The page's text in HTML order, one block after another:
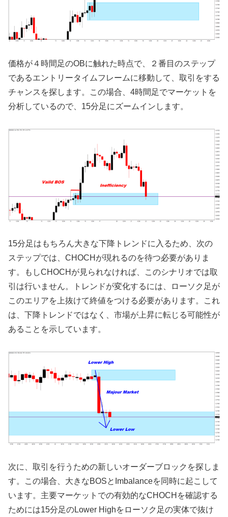
価格が４時間足のOBに触れた時点で、２番目のステップ
であるエントリータイムフレームに移動して、取引をする
チャンスを探します。この場合、4時間足でマーケットを
分析しているので、15分足にズームインします。
15分足はもちろん大きな下降トレンドに入るため、次の
ステップでは、CHOCHが現れるのを待つ必要がありま
す。もしCHOCHが見られなければ、このシナリオでは取
引は行いません。トレンドが変化するには、ローソク足が
このエリアを上抜けて終値をつける必要があります。これ
は、下降トレンドではなく、市場が上昇に転じる可能性が
あることを示しています。
次に、取引を行うための新しいオーダーブロックを探しま
す。この場合、大きなBOSとImbalanceを同時に起こして
います。主要マーケットでの有効的なCHOCHを確認する
ためには15分足のLower Highをローソク足の実体で抜け